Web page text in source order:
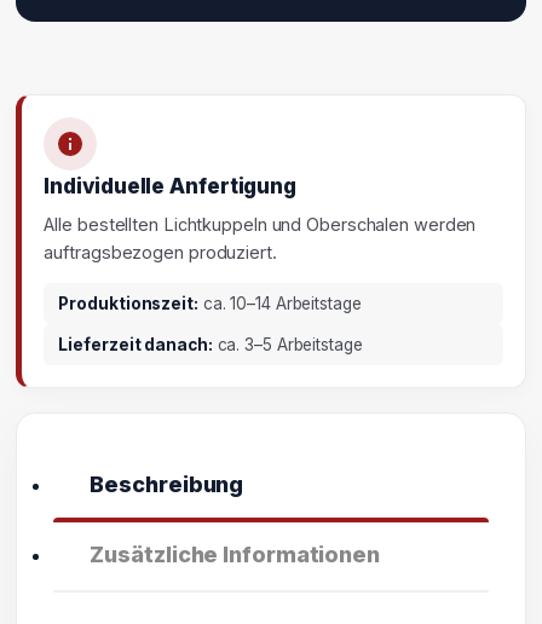
Individuelle Anfertigung
Alle bestellten Lichtkuppeln und Oberschalen werden
auftragsbezogen produziert.
Produktionszeit: ca. 10–14 Arbeitstage
Lieferzeit danach: ca. 3–5 Arbeitstage
Beschreibung
Zusätzliche Informationen